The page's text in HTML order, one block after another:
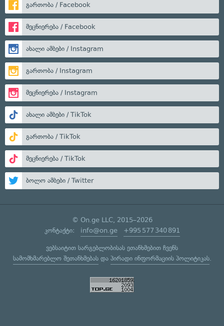
გართობა / Facebook
მეცნიერება / Facebook
ახალი ამბები / Instagram
გართობა / Instagram
მეცნიერება / Instagram
ახალი ამბები / TikTok
გართობა / TikTok
მეცნიერება / TikTok
ბოლო ამბები / Twitter
© On.ge LLC, 2015–2026
კონტაქტი: info@on.ge +995 577 340 891
ვებსაიტით სარგებლობისას ეთანხმებით ჩვენს
სამომხმარებლო შეთანხმებასდა პირადი ინფორმაციის პოლიტიკას.